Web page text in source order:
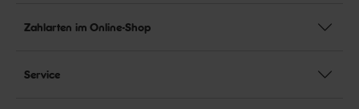
Zahlarten im Online-Shop
Service